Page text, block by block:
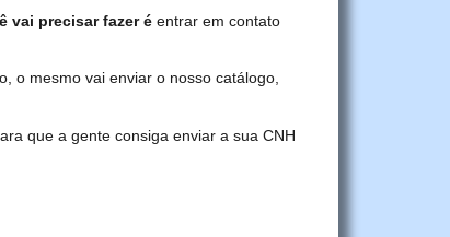
vai precisar fazer é entrar em contato
o mesmo vai enviar o nosso catálogo,
que a gente consiga enviar a sua CNH